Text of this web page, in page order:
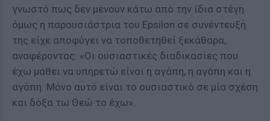
γνωστό πως δεν μένουν κάτω από την ίδια στέγη
όμως η παρουσιάστρια του Epsilon σε συνέντευξή
της είχε αποφύγει να τοποθετηθεί ξεκάθαρα,
αναφέροντας: «Οι ουσιαστικές διαδικασίες που
έχω μάθει να υπηρετώ είναι η αγάπη, η αγάπη και η
αγάπη. Μόνο αυτό είναι το ουσιαστικό σε μία σχέση
και δόξα τω Θεώ το έχω».